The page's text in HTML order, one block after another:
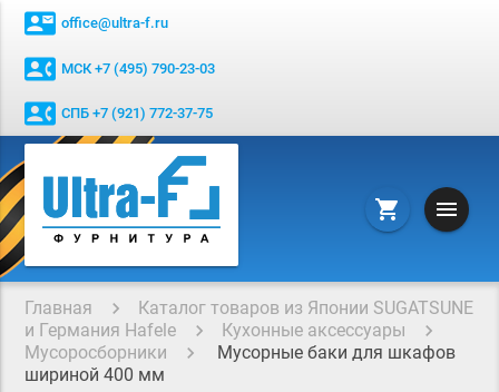
contact_mail office@ultra-f.ru
contact_phone МСК +7 (495) 790-23-03
contact_phone СПБ +7 (921) 772-37-75
shopping_cart menu
Главная
Каталог товаров из Японии SUGATSUNE
и Германия Hafele
Кухонные аксессуары
Мусоросборники
Мусорные баки для шкафов
шириной 400 мм